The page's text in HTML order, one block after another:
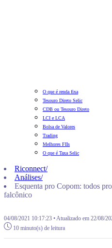
O que é renda fixa
Tesouro Direto Selic
CDB ou Tesouro Direto
LCI e LCA
Bolsa de Valores
Trading
Melhores FIIs
O que é Taxa Selic
Riconnect/
Análises/
Esquenta pro Copom: todos
falcônico
04/08/2021 10:17:23 • Atualizado em 22/08/
10 minuto(s) de leitura